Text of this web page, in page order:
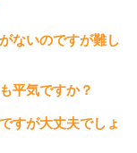
ないのですが難し
平気ですか？
すが大丈夫でしょ